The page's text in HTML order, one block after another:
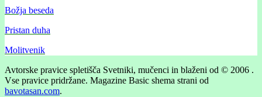
Božja beseda
Pristan duha
Molitvenik
Avtorske pravice spletišča Svetniki, mučenci in blaženi od © 2006 .
Vse pravice pridržane. Magazine Basic shema strani od
bavotasan.com.